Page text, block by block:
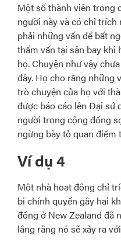
Một số thành viên trong
người này và có chỉ trích
phải những vấn đề bất
thẩm vấn tại sân bay khi
họ. Chuyện như vậy
đây. Họ cho rằng những
trò chuyện của họ với
được báo cáo lên Đại sứ
người trong cộng đồng
ngừng bày tỏ quan điểm
Ví dụ 4
Một nhà hoạt động chỉ
bị chính quyền gây hại
đồng ở New Zealand đã
lắng rằng nó sẽ xảy ra